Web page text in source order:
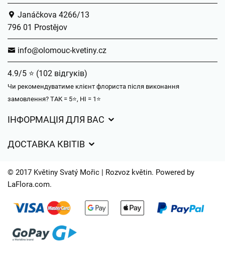
Janáčkova 4266/13
796 01 Prostějov
info@olomouc-kvetiny.cz
4.9/5 ⭐ (102 відгуків)
Чи рекомендуватиме клієнт флориста після виконання
замовлення? ТАК = 5⭐, НІ = 1⭐
ІНФОРМАЦІЯ ДЛЯ ВАС
Захист персональних даних
Час доставки квітів – огляд можливостей
ДОСТАВКА КВІТІВ
Куди ми доставляємо квіти
Контакти
© 2017 Květiny Svatý Mořic | Rozvoz květin. Powered by
LaFlora.com.